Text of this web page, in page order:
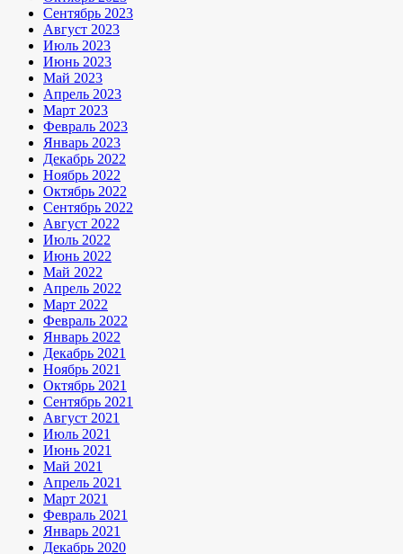
Сентябрь 2023
Август 2023
Июль 2023
Июнь 2023
Май 2023
Апрель 2023
Март 2023
Февраль 2023
Январь 2023
Декабрь 2022
Ноябрь 2022
Октябрь 2022
Сентябрь 2022
Август 2022
Июль 2022
Июнь 2022
Май 2022
Апрель 2022
Март 2022
Февраль 2022
Январь 2022
Декабрь 2021
Ноябрь 2021
Октябрь 2021
Сентябрь 2021
Август 2021
Июль 2021
Июнь 2021
Май 2021
Апрель 2021
Март 2021
Февраль 2021
Январь 2021
Декабрь 2020